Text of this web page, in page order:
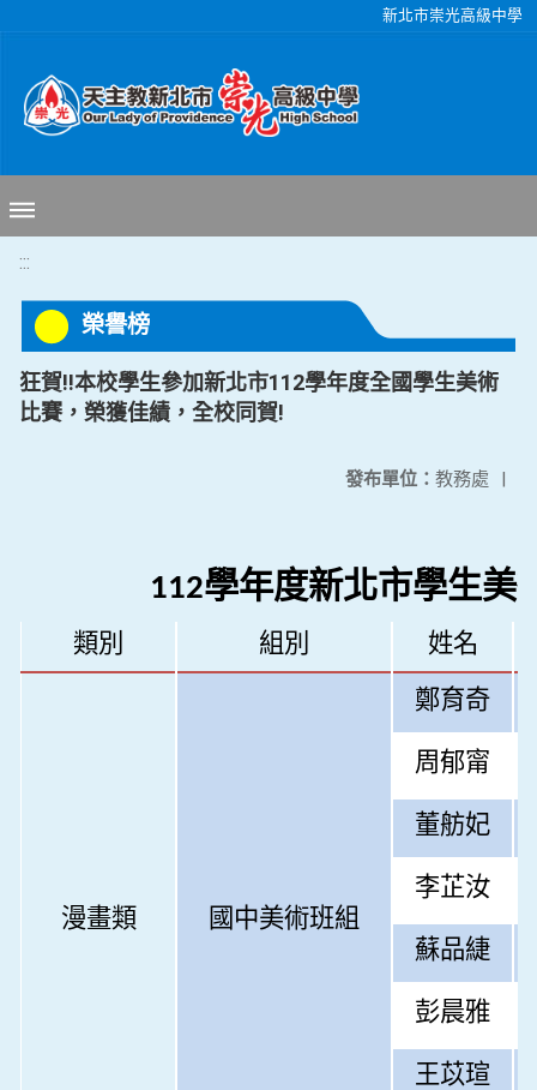
新北市崇光高級中學
:::
榮譽榜
狂賀!!本校學生參加新北市112學年度全國學生美術
比賽，榮獲佳績，全校同賀!
發布單位： 教務處 |
112學年度新北市學生
類別 組別 姓名
漫畫類 國中美術班組
鄭育奇
周郁甯
董舫妃
李芷汝
蘇品緁
彭晨雅
王苡瑄